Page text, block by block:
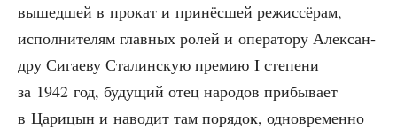
вышед­шей в про­кат и при­нёс­шей режис­сё­рам,
испол­ни­те­лям глав­ных ролей и опе­ра­то­ру Алек­сан­
дру Сига­е­ву Ста­лин­скую пре­мию I сте­пе­ни
за 1942 год, буду­щий отец наро­дов при­бы­ва­ет
в Цари­цын и наво­дит там поря­док, одно­вре­мен­но